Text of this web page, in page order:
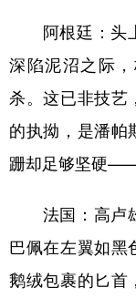
辽宁
浙江
山东
广东
陕西
新疆
阿根廷：头上
深陷泥沼之际
杀。这已非技艺
的执拗，是潘帕
跚却足够坚硬——
法国：高卢雄
巴佩在左翼如黑
鹅绒包裹的匕首